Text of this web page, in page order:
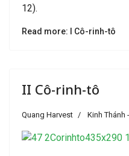
12).
Read more: I Cô-rinh-tô
II Cô-rinh-tô
Quang Harvest Kinh Thánh